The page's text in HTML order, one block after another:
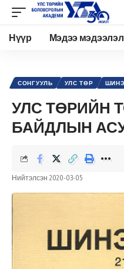
Нүүр Мэдээ мэдээлэл
СОНГУУЛЬ УЛС ТӨР
УЛС ТӨРИЙН
БАЙДЛЫН
Нийтэлсэн 2020-03-05